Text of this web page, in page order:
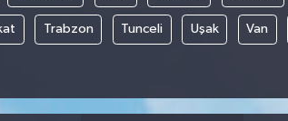
Trabzon Tunceli Uşak Van